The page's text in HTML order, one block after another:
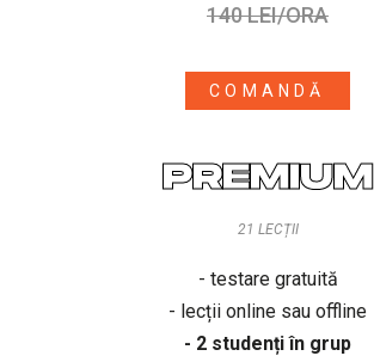
140 LEI/ORA
COMANDĂ
PREMIUM
21 LECȚII
- testare gratuită
- lecții online sau offline
- 2 studenți în grup